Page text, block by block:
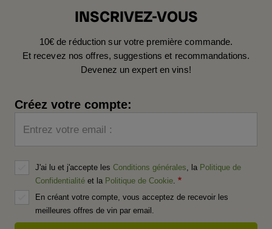
INSCRIVEZ-VOUS
10€ de réduction sur votre première commande.
Et recevez nos offres, suggestions et recommandations.
Devenez un expert en vins!
Créez votre compte:
Entrez votre email :
J'ai lu et j'accepte les Conditions générales , la Politique de
Confidentialité et la Politique de Cookie
En créant votre compte, vous acceptez de recevoir les
meilleures offres de vin par email.